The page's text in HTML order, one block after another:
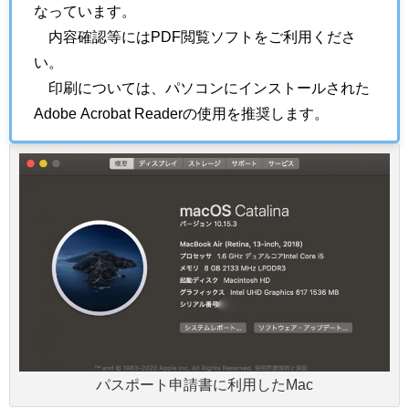
なっています。
内容確認等にはPDF閲覧ソフトをご利用くださ
い。
印刷については、パソコンにインストールされた
Adobe Acrobat Readerの使用を推奨します。
パスポート申請書に利用したMac